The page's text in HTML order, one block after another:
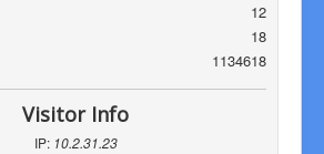
12
18
1134618
Visitor Info
IP: 10.2.31.23